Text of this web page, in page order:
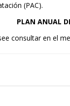
(PAC).
PLAN ANUAL
consultar en el